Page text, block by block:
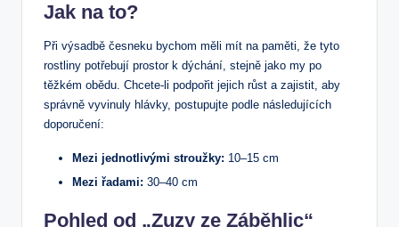
Jak na to?
Při výsadbě česneku bychom měli mít na paměti, že tyto
rostliny potřebují prostor k dýchání, stejně jako my po
těžkém obědu. Chcete-li podpořit jejich růst a zajistit, aby
správně vyvinuly hlávky, postupujte podle následujících
doporučení:
Mezi jednotlivými stroužky: 10–15 cm
Mezi řadami: 30–40 cm
Pohled od „Zuzy ze Záběhlic“